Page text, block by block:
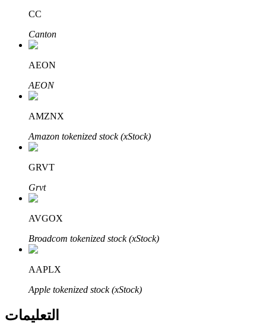
تعلم الستاكينغ
تعرف على كيفية كسب الدخل السلبي
Bitrue
شركاء بيترو
شركاء Bitrue
CC
Canton
AEON
AEON
AMZNX
Amazon tokenized stock (xStock)
GRVT
Grvt
AVGOX
Broadcom tokenized stock (xStock)
AAPLX
Apple tokenized stock (xStock)
التعليمات